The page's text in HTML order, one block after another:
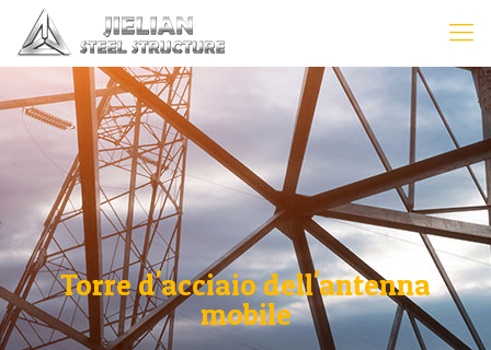
Torre d'acciaio dell'antenna
mobile